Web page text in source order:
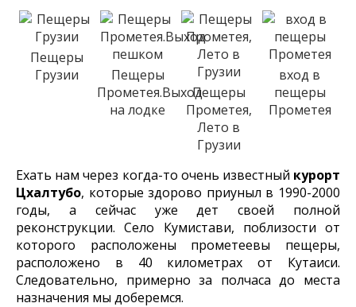
Пещеры
Грузии
Пещеры
Прометея.Выход
на лодке
Пещеры
Прометея,
Лето в
Грузии
вход в
пещеры
Прометея
Ехать нам через когда-то очень известный курорт
Цхалтубо, которые здорово приуныл в 1990-2000
годы, а сейчас уже дет своей полной
реконструкции. Село Кумистави, поблизости от
которого расположены прометеевы пещеры,
расположено в 40 километрах от Кутаиси.
Следовательно, примерно за полчаса до места
назначения мы доберемся.